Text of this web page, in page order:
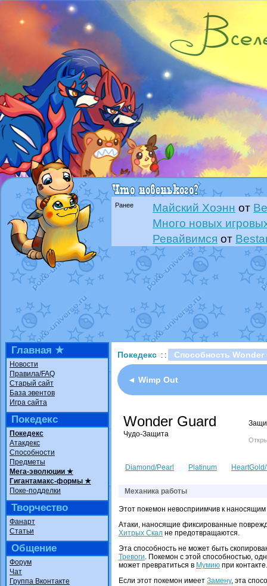
Ранее Майский Хоэнн от
Много новых
Ревайвимся от
Всё, трындец
Технические
доброе утро славяне
Йолда и Мимикью
от
Недовольный
The Dark Wishmaker
шадоу спиритомбот
траббишот
Raging Bolt
Shadow mismagius
Главная ★
Новости
Правила/FAQ
Старый сайт
База эвентов
Игра сайта
Покедекс
Покедекс
Атакдекс
Способности
Предметы
Мега-эволюции ★
Гигантамакс-формы ★
Поке-подделки
Творчество
Фанарт
Статьи
Общение
Форум
Чат
Группа Вконтакте
Покедекс : : Способность Wonder
◄ Wimp Out
Wonder Guard
Чудо-Защита
Diamond/Pearl Platinum
Механика работы
Этот покемон невосприимчив к
Атаки, наносящие фиксированные
Хитрых Скал не предотвращаются.
Эта способность не может быть
Тревоги. Покемон с этой способностью,
может превратиться в Мумию при контакте.
Если этот покемон имеет Замену, эта